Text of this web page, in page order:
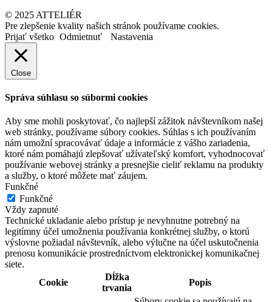
© 2025 ATTELIÉR
Pre zlepšenie kvality našich stránok používame cookies.
Prijať všetko Odmietnuť Nastavenia
Close
Správa súhlasu so súbormi cookies
Aby sme mohli poskytovať, čo najlepší zážitok návštevníkom našej
web stránky, používame súbory cookies. Súhlas s ich používaním
nám umožní spracovávať údaje a informácie z vášho zariadenia,
ktoré nám pomáhajú zlepšovať užívateľský komfort, vyhodnocovať
používanie webovej stránky a presnejšie cieliť reklamu na produkty
a služby, o ktoré môžete mať záujem.
Funkčné
Funkčné
Vždy zapnuté
Technické ukladanie alebo prístup je nevyhnutne potrebný na
legitímny účel umožnenia používania konkrétnej služby, o ktorú
výslovne požiadal návštevník, alebo výlučne na účel uskutočnenia
prenosu komunikácie prostredníctvom elektronickej komunikačnej
siete.
Cookie
Dĺžka
trvania
Popis